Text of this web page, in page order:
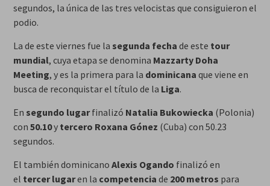
segundos, la única de las tres velocistas que consiguieron el
podio.
La de este viernes fue la segunda fecha de este tour
mundial, cuya etapa se denomina Mazzarty Doha
Meeting, y es la primera para la dominicana que viene en
busca de reconquistar el título de la Liga.
En segundo lugarfinalizó Natalia Bukowiecka (Polonia)
con 50.10y tercero Roxana Gónez (Cuba) con 50.23
segundos.
El también dominicano Alexis Ogando finalizó en
el tercer lugaren la competencia de 200 metros para